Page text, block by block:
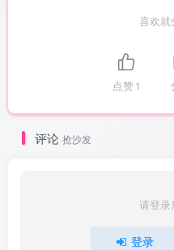
喜欢就
点赞1
评论 抢沙发
请登录
登录